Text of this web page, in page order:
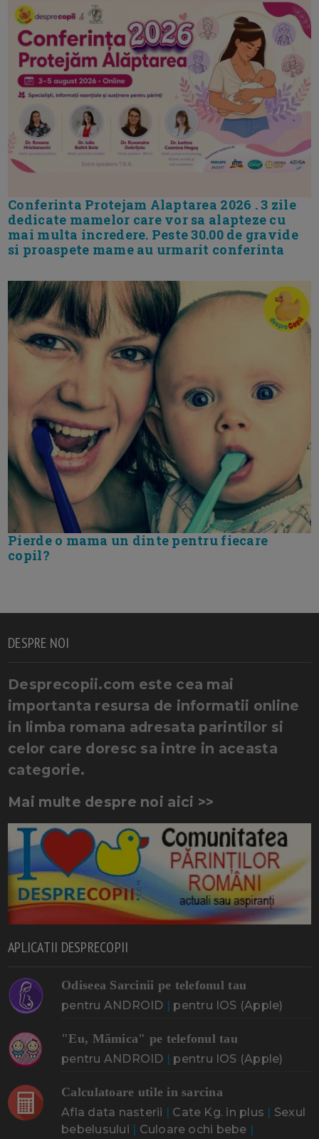
Conferinta Protejam Alaptarea 2026 . 3 zile
dedicate mamelor care vor sa alapteze cu
mai multa incredere. Peste 30.00 de gravide
si proaspete mame au urmarit conferinta
Pierde o mama un dinte pentru fiecare
copil?
DESPRE NOI
Desprecopii.com este cea mai
importanta resursa de informatii online
in limba romana adresata parintilor si
celor care doresc sa intre in aceasta
categorie.
Mai multe despre noi aici >>
APLICATII DESPRECOPII
Odiseea Sarcinii pe telefonul tau
pentru ANDROID | pentru IOS (Apple)
"Eu, Mămica" pe telefonul tau
pentru ANDROID | pentru IOS (Apple)
Calculatoare utile in sarcina
Afla data nasterii | Cate Kg. in plus | Sexul
bebelusului | Culoare ochi bebe |